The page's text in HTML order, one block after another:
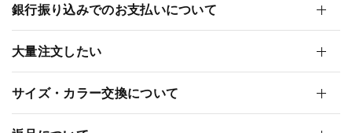
銀行振り込みでのお支払いについて
大量注文したい
サイズ・カラー交換について